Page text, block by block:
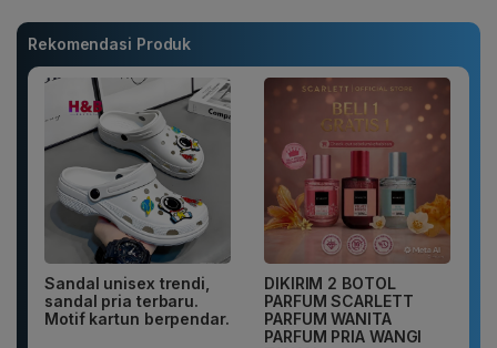
Rekomendasi Produk
Sandal unisex trendi,
sandal pria terbaru.
Motif kartun berpendar.
DIKIRIM 2 BOTOL
PARFUM SCARLETT
PARFUM WANITA
PARFUM PRIA WANGI